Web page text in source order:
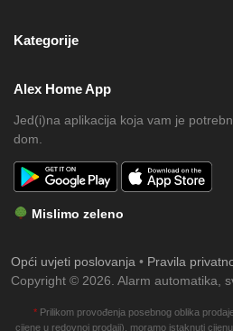
Kategorije
Alex Home App
Jed(i)na aplikacija koja vam je
dom.
Mislimo zeleno
Opći uvjeti poslovanja • Pravila
Copyright © 2026. Alarm automatika,
* Prilikom provođenja posebnog oblika
cijene u redovnoj prodaji), moramo istaknuti